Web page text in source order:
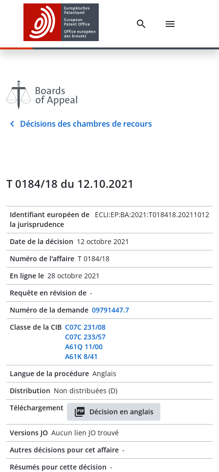
Décisions des chambres de recours
T 0184/18 du 12.10.2021
Identifiant européen de
la jurisprudence
ECLI:EP:BA:2021:T018418.20211012
Date de la décision 12 octobre 2021
Numéro de l'affaire T 0184/18
En ligne le 28 octobre 2021
Requête en révision de -
Numéro de la demande 09791447.7
Classe de la CIB C07C 231/08
C07C 233/57
A61Q 11/00
A61K 8/41
Langue de la procédure Anglais
Distribution Non distribuées (D)
Téléchargement
Décision en anglais
Versions JO Aucun lien JO trouvé
Autres décisions pour cet affaire -
Résumés pour cette décision -